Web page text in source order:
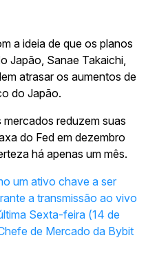
a ideia de que os planos
Japão, Sanae Takaichi,
atrasar os aumentos de
do Japão.
reduzem suas
do Fed em dezembro
há apenas um mês.
um ativo chave a ser
a transmissão ao vivo
Sexta-feira (14 de
de Mercado da Bybit